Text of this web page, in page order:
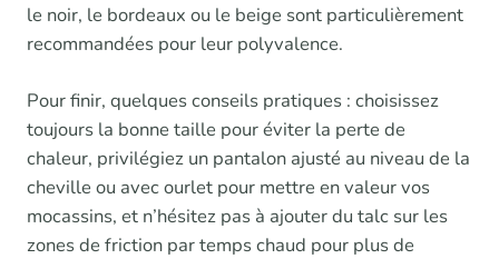
le noir, le bordeaux ou le beige sont particulièrement
recommandées pour leur polyvalence.
Pour finir, quelques conseils pratiques : choisissez
toujours la bonne taille pour éviter la perte de
chaleur, privilégiez un pantalon ajusté au niveau de la
cheville ou avec ourlet pour mettre en valeur vos
mocassins, et n’hésitez pas à ajouter du talc sur les
zones de friction par temps chaud pour plus de